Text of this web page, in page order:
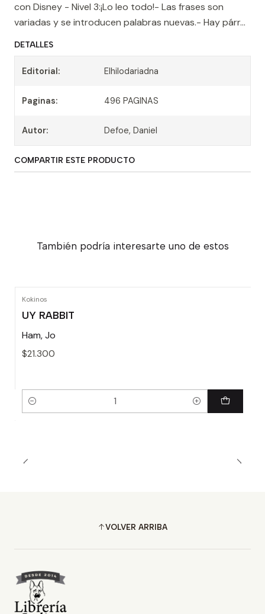
con Disney - Nivel 3:¡Lo leo todo!- Las frases son
variadas y se introducen palabras nuevas.- Hay párr...
DETALLES
Editorial: Elhilodariadna
Paginas: 496 PAGINAS
Autor: Defoe, Daniel
COMPARTIR ESTE PRODUCTO
También podría interesarte uno de estos
Kokinos
UY RABBIT
Ham, Jo
$21.300
Cantidad
VOLVER ARRIBA